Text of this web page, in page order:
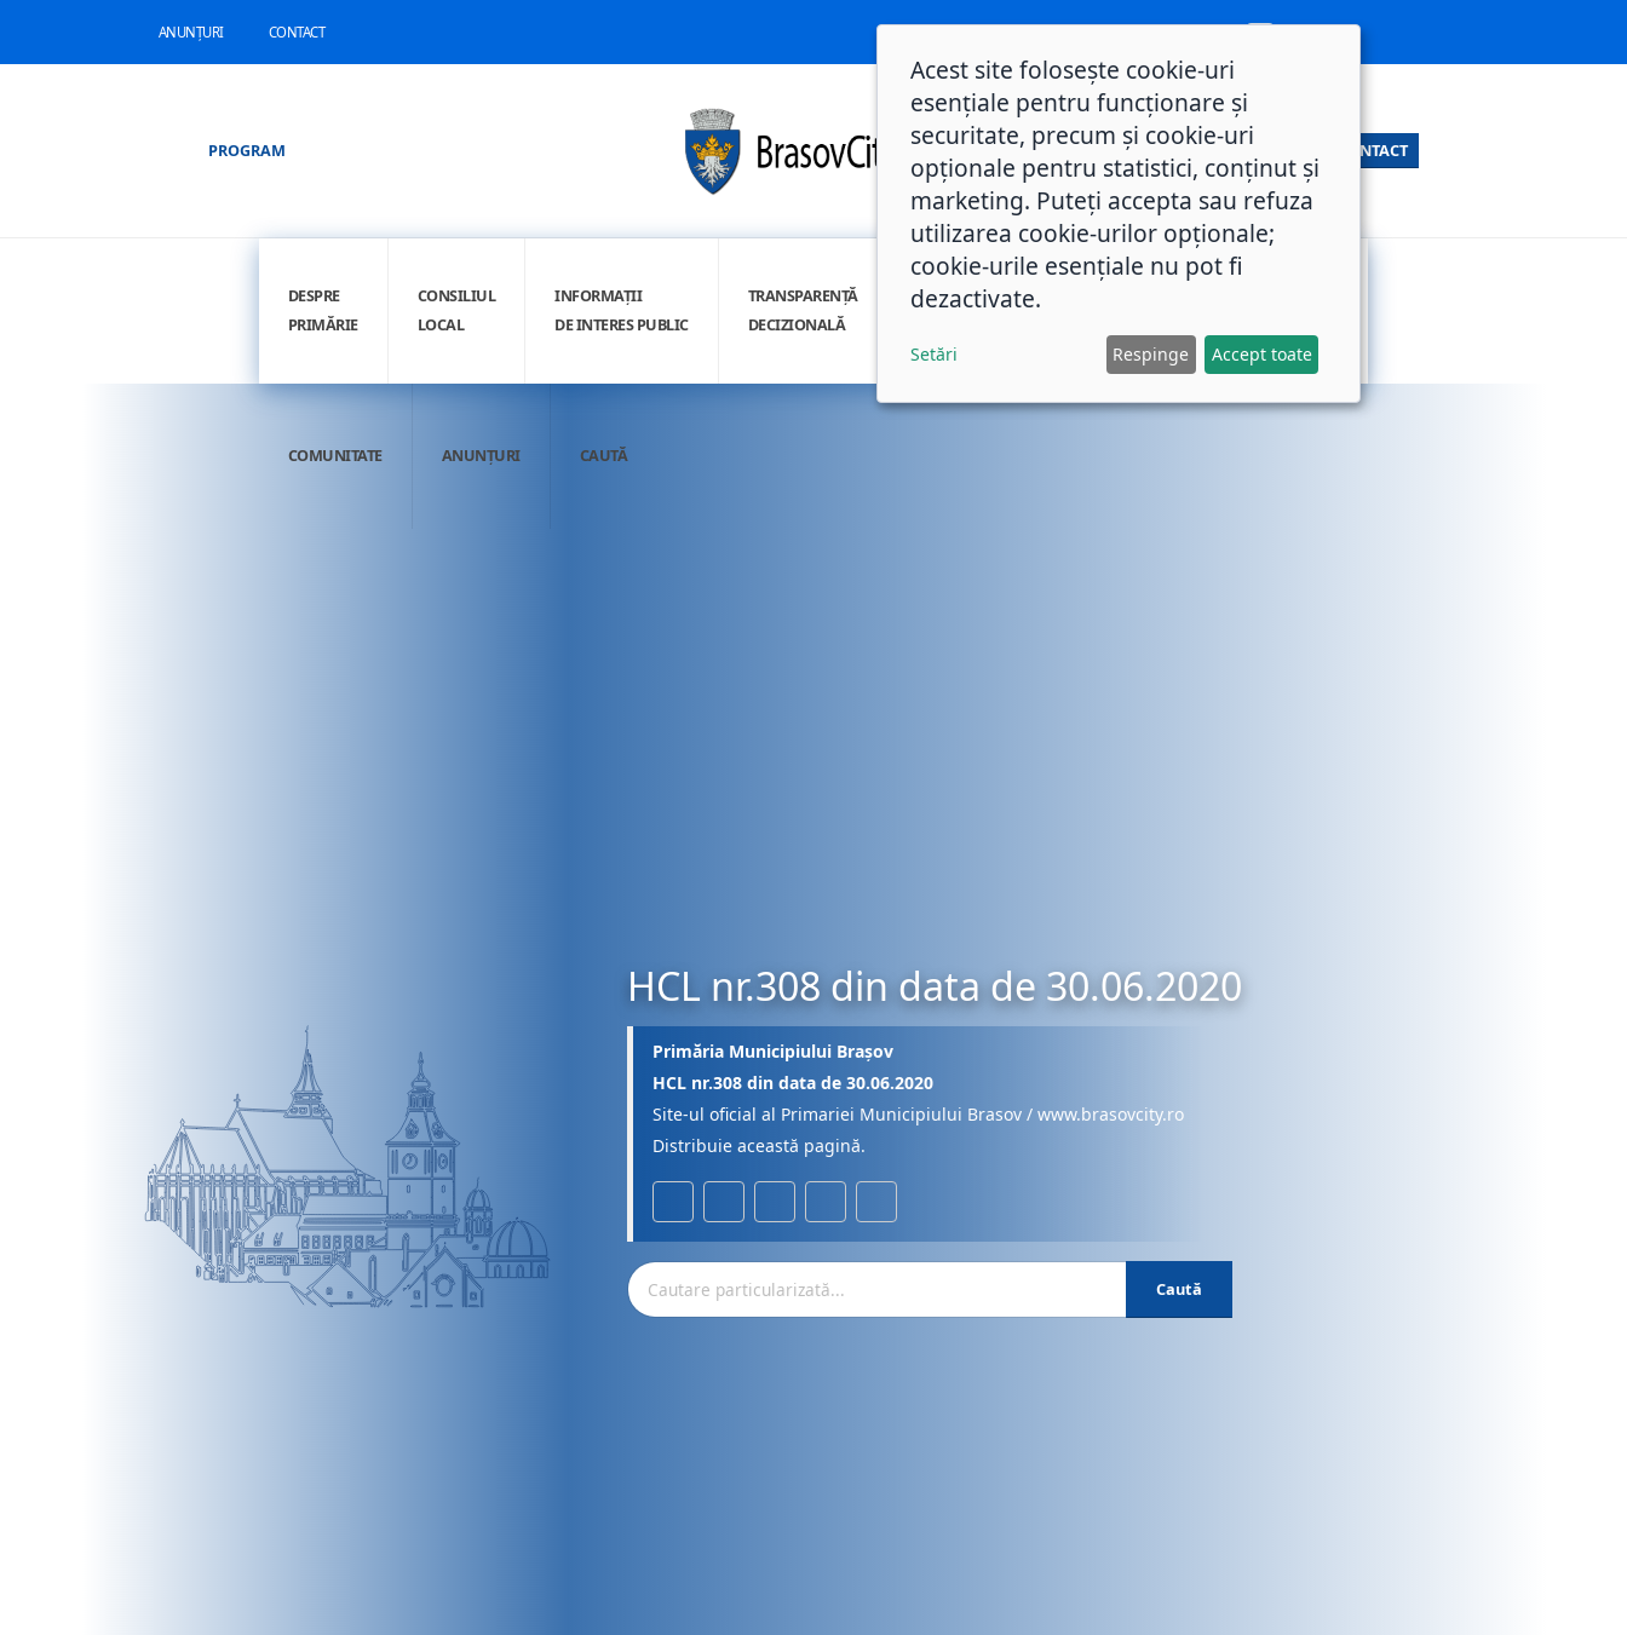
ANUNȚURI CONTACT
PROGRAM CONTACT
DESPRE
PRIMĂRIE
CONSILIUL
LOCAL
INFORMAȚII
DE INTERES PUBLIC
TRANSPARENȚĂ
DECIZIONALĂ
INTEGRITATE
COMUNITATE ANUNȚURI CAUTĂ
HCL nr.308 din data de 30.06.2020
Primăria Municipiului Brașov
HCL nr.308 din data de 30.06.2020
Site-ul oficial al Primariei Municipiului Brasov / www.brasovcity.ro
Distribuie această pagină.
Caută
Acest site folosește cookie-uri
esențiale pentru funcționare și
securitate, precum și cookie-uri
opționale pentru statistici, conținut și
marketing. Puteți accepta sau refuza
utilizarea cookie-urilor opționale;
cookie-urile esențiale nu pot fi
dezactivate.
Setări Respinge Accept toate